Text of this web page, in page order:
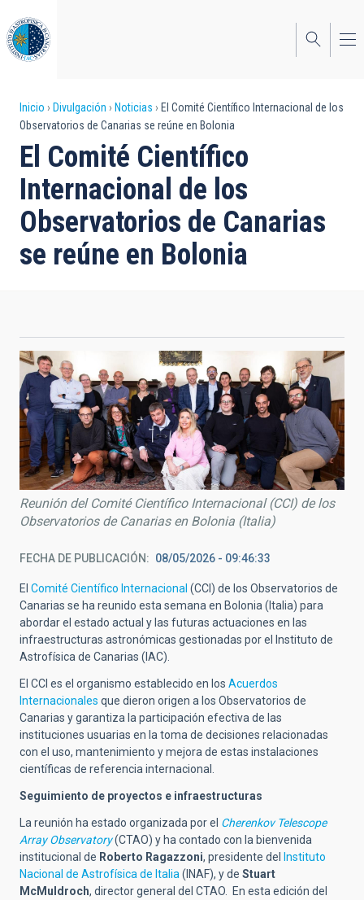
al
contenido
principal
Sobrescribir
enlaces
de
ayuda
a
la
Inicio Divulgación Noticias
El Comité Científico Internacional de los
Observatorios de Canarias se reúne en Bolonia
El Comité Científico
Internacional de los
Observatorios de Canarias
se reúne en Bolonia
Reunión del Comité Científico Internacional (CCI) de los
Observatorios de Canarias en Bolonia (Italia)
FECHA DE PUBLICACIÓN 08/05/2026 - 09:46:33
El Comité Científico Internacional (CCI) de los Observatorios de
Canarias se ha reunido esta semana en Bolonia (Italia) para
abordar el estado actual y las futuras actuaciones en las
infraestructuras astronómicas gestionadas por el Instituto de
Astrofísica de Canarias (IAC).
El CCI es el organismo establecido en los Acuerdos
Internacionales que dieron origen a los Observatorios de
Canarias y garantiza la participación efectiva de las
instituciones usuarias en la toma de decisiones relacionadas
con el uso, mantenimiento y mejora de estas instalaciones
científicas de referencia internacional.
Seguimiento de proyectos e infraestructuras
La reunión ha estado organizada por el Cherenkov Telescope
Array Observatory(CTAO) y ha contado con la bienvenida
institucional de Roberto Ragazzoni, presidente del
Instituto
Nacional de Astrofísica de Italia(INAF), y de Stuart
McMuldroch, director general del CTAO. En esta edición del